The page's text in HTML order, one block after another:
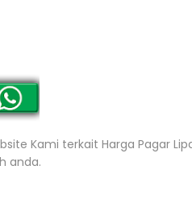
Kami terkait Harga Pagar
anda.